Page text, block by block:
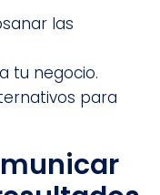
las
tu negocio.
para